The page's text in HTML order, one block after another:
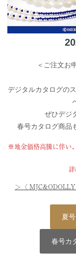
＜ご注文お
デジタルカタログの
ぜひデジ
春号カタログ商品
※地金価格高騰に伴い
＞〈
夏
春号カ